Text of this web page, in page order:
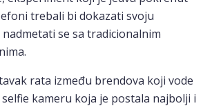
trebali bi dokazati svoju
se sa tradicionalnim
rata između brendova koji vode
kameru koja je postala najbolji i